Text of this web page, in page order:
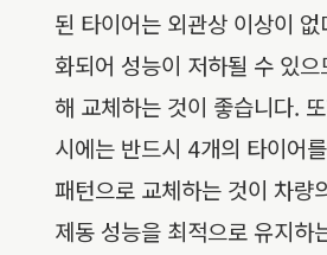
된 타이어는 외관상 이상이
화되어 성능이 저하될 수 있
해 교체하는 것이 좋습니다.
시에는 반드시 4개의 타이어
패턴으로 교체하는 것이 차량
제동 성능을 최적으로 유지하